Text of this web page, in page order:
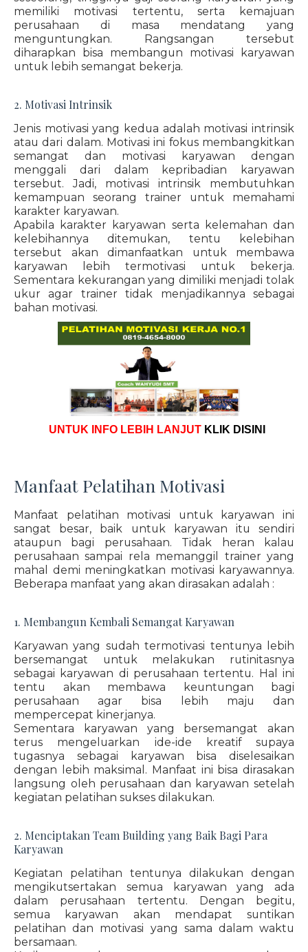
memiliki motivasi tertentu, serta kemajuan
perusahaan di masa mendatang yang
menguntungkan. Rangsangan tersebut
diharapkan bisa membangun motivasi karyawan
untuk lebih semangat bekerja.
2. Motivasi Intrinsik
Jenis motivasi yang kedua adalah motivasi intrinsik
atau dari dalam. Motivasi ini fokus membangkitkan
semangat dan motivasi karyawan dengan
menggali dari dalam kepribadian karyawan
tersebut. Jadi, motivasi intrinsik membutuhkan
kemampuan seorang trainer untuk memahami
karakter karyawan.
Apabila karakter karyawan serta kelemahan dan
kelebihannya ditemukan, tentu kelebihan
tersebut akan dimanfaatkan untuk membawa
karyawan lebih termotivasi untuk bekerja.
Sementara kekurangan yang dimiliki menjadi tolak
ukur agar trainer tidak menjadikannya sebagai
bahan motivasi.
UNTUK INFO LEBIH LANJUT KLIK DISINI
Manfaat Pelatihan Motivasi
Manfaat pelatihan motivasi untuk karyawan ini
sangat besar, baik untuk karyawan itu sendiri
ataupun bagi perusahaan. Tidak heran kalau
perusahaan sampai rela memanggil trainer yang
mahal demi meningkatkan motivasi karyawannya.
Beberapa manfaat yang akan dirasakan adalah :
1. Membangun Kembali Semangat Karyawan
Karyawan yang sudah termotivasi tentunya lebih
bersemangat untuk melakukan rutinitasnya
sebagai karyawan di perusahaan tertentu. Hal ini
tentu akan membawa keuntungan bagi
perusahaan agar bisa lebih maju dan
mempercepat kinerjanya.
Sementara karyawan yang bersemangat akan
terus mengeluarkan ide-ide kreatif supaya
tugasnya sebagai karyawan bisa diselesaikan
dengan lebih maksimal. Manfaat ini bisa dirasakan
langsung oleh perusahaan dan karyawan setelah
kegiatan pelatihan sukses dilakukan.
2. Menciptakan Team Building yang Baik Bagi Para
Karyawan
Kegiatan pelatihan tentunya dilakukan dengan
mengikutsertakan semua karyawan yang ada
dalam perusahaan tertentu. Dengan begitu,
semua karyawan akan mendapat suntikan
pelatihan dan motivasi yang sama dalam waktu
bersamaan.